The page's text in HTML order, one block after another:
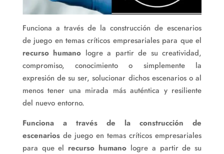
Funciona a través de la construcción de escenarios
de juego en temas críticos empresariales para que el
recurso humano logre a partir de su creatividad,
compromiso, conocimiento o simplemente la
expresión de su ser, solucionar dichos escenarios o al
menos tener una mirada más auténtica y resiliente
del nuevo entorno.
Funciona a través de la construcción de
escenariosde juego en temas críticos empresariales
para que el recurso humano logre a partir de su